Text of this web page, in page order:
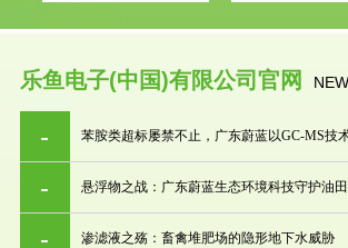
乐鱼电子(中国)有限公司官网
苯胺类超标屡禁不止，广东蔚蓝以GC-MS技
悬浮物之战：广东蔚蓝生态环境科技守护油
渗滤液之殇：畜禽堆肥场的隐形地下水威胁